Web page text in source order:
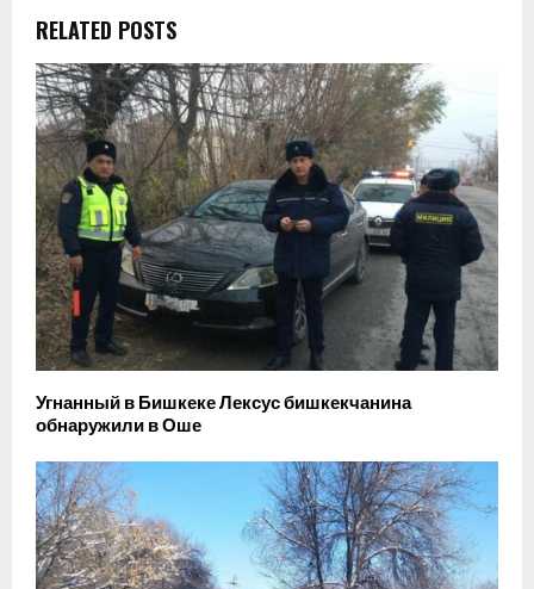
RELATED POSTS
Угнанный в Бишкеке Лексус бишкекчанина
обнаружили в Оше